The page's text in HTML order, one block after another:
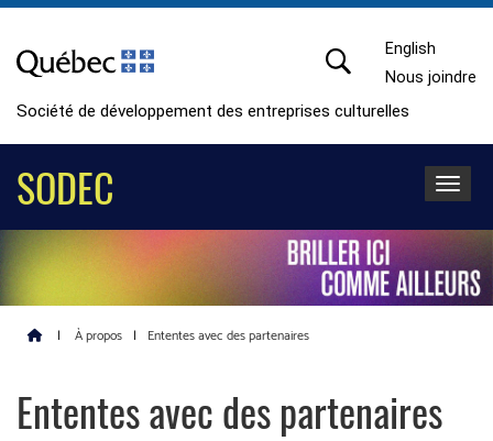
Société de développement des entreprises culturelles
English
Nous joindre
SODEC
| À propos | Ententes avec des partenaires
Ententes avec des partenaires